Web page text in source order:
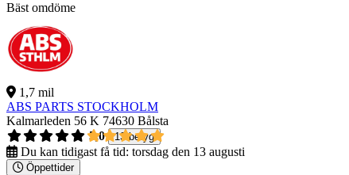
Bäst omdöme
1,7 mil
ABS PARTS STOCKHOLM
Kalmarleden 56 K 74630 Bålsta
5,0
13 betyg
Du kan tidigast få tid: torsdag den 13 augusti
Öppettider